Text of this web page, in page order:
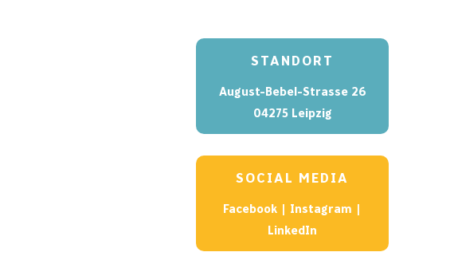
STANDORT
August-Bebel-Strasse 26
04275 Leipzig
SOCIAL MEDIA
Facebook Instagram
LinkedIn